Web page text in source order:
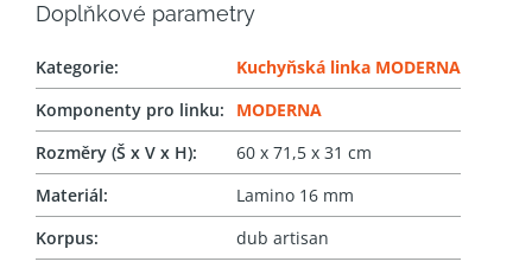
Doplňkové parametry
Kategorie:
Kuchyňská linka MODERNA
Komponenty pro linku:
MODERNA
Rozměry (Š x V x H):
60 x 71,5 x 31 cm
Materiál:
Lamino 16 mm
Korpus:
dub artisan